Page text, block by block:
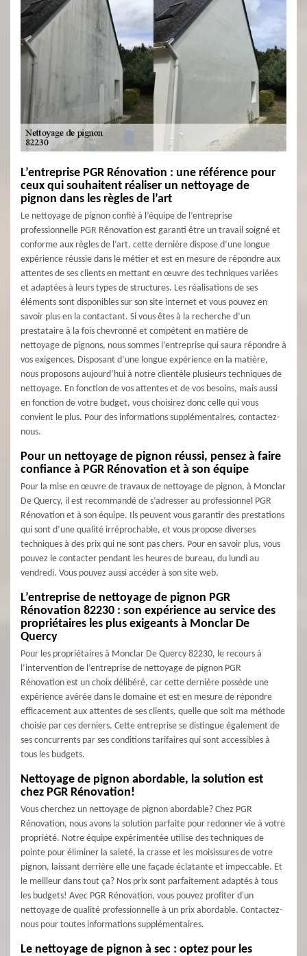
L’entreprise PGR Rénovation : une référence pour
ceux qui souhaitent réaliser un nettoyage de
pignon dans les règles de l’art
Le nettoyage de pignon confié à l’équipe de l’entreprise
professionnelle PGR Rénovation est garanti être un travail soigné et
conforme aux règles de l’art. cette dernière dispose d’une longue
expérience réussie dans le métier et est en mesure de répondre aux
attentes de ses clients en mettant en œuvre des techniques variées
et adaptées à leurs types de structures. Les réalisations de ses
éléments sont disponibles sur son site internet et vous pouvez en
savoir plus en la contactant. Si vous êtes à la recherche d’un
prestataire à la fois chevronné et compétent en matière de
nettoyage de pignons, nous sommes l’entreprise qui saura répondre à
vos exigences. Disposant d’une longue expérience en la matière,
nous proposons aujourd’hui à notre clientèle plusieurs techniques de
nettoyage. En fonction de vos attentes et de vos besoins, mais aussi
en fonction de votre budget, vous choisirez donc celle qui vous
convient le plus. Pour des informations supplémentaires, contactez-
nous.
Pour un nettoyage de pignon réussi, pensez à faire
confiance à PGR Rénovation et à son équipe
Pour la mise en œuvre de travaux de nettoyage de pignon, à Monclar
De Quercy, il est recommandé de s’adresser au professionnel PGR
Rénovation et à son équipe. Ils peuvent vous garantir des prestations
qui sont d’une qualité irréprochable, et vous propose diverses
techniques à des prix qui ne sont pas chers. Pour en savoir plus, vous
pouvez le contacter pendant les heures de bureau, du lundi au
vendredi. Vous pouvez aussi accéder à son site web.
L’entreprise de nettoyage de pignon PGR
Rénovation 82230 : son expérience au service des
propriétaires les plus exigeants à Monclar De
Quercy
Pour les propriétaires à Monclar De Quercy 82230, le recours à
l’intervention de l’entreprise de nettoyage de pignon PGR
Rénovation est un choix délibéré, car cette dernière possède une
expérience avérée dans le domaine et est en mesure de répondre
efficacement aux attentes de ses clients, quelle que soit ma méthode
choisie par ces derniers. Cette entreprise se distingue également de
ses concurrents par ses conditions tarifaires qui sont accessibles à
tous les budgets.
Nettoyage de pignon abordable, la solution est
chez PGR Rénovation!
Vous cherchez un nettoyage de pignon abordable? Chez PGR
Rénovation, nous avons la solution parfaite pour redonner vie à votre
propriété. Notre équipe expérimentée utilise des techniques de
pointe pour éliminer la saleté, la crasse et les moisissures de votre
pignon, laissant derrière elle une façade éclatante et impeccable. Et
le meilleur dans tout ça? Nos prix sont parfaitement adaptés à tous
les budgets! Avec PGR Rénovation, vous pouvez profiter d'un
nettoyage de qualité professionnelle à un prix abordable. Contactez-
nous pour toutes informations supplémentaires.
Le nettoyage de pignon à sec : optez pour les